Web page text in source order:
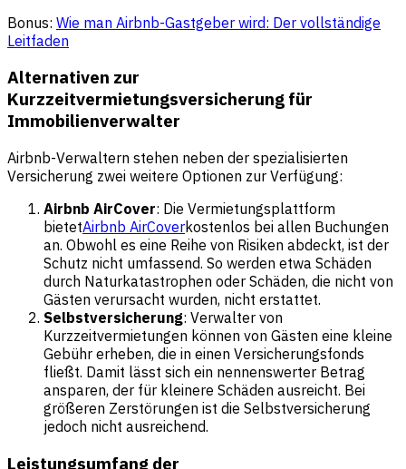
Bonus: Wie man Airbnb-Gastgeber wird: Der vollständige
Leitfaden
Alternativen zur
Kurzzeitvermietungsversicherung für
Immobilienverwalter
Airbnb-Verwaltern stehen neben der spezialisierten
Versicherung zwei weitere Optionen zur Verfügung:
Airbnb AirCover: Die Vermietungsplattform
bietetAirbnb AirCoverkostenlos bei allen Buchungen
an. Obwohl es eine Reihe von Risiken abdeckt, ist der
Schutz nicht umfassend. So werden etwa Schäden
durch Naturkatastrophen oder Schäden, die nicht von
Gästen verursacht wurden, nicht erstattet.
Selbstversicherung: Verwalter von
Kurzzeitvermietungen können von Gästen eine kleine
Gebühr erheben, die in einen Versicherungsfonds
fließt. Damit lässt sich ein nennenswerter Betrag
ansparen, der für kleinere Schäden ausreicht. Bei
größeren Zerstörungen ist die Selbstversicherung
jedoch nicht ausreichend.
Leistungsumfang der